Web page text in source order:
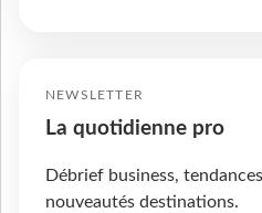
NEWSLETTER
La quotidienne pro
Débrief business,
nouveautés destinations.